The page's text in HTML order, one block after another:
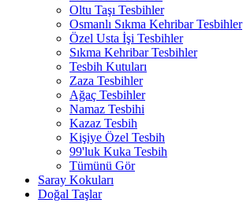
Oltu Taşı Tesbihler
Osmanlı Sıkma Kehribar Tesbihler
Özel Usta İşi Tesbihler
Sıkma Kehribar Tesbihler
Tesbih Kutuları
Zaza Tesbihler
Ağaç Tesbihler
Namaz Tesbihi
Kazaz Tesbih
Kişiye Özel Tesbih
99'luk Kuka Tesbih
Tümünü Gör
Saray Kokuları
Doğal Taşlar